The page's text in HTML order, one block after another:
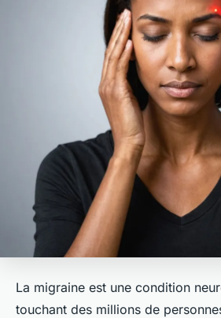
La migraine est une condition
touchant des millions de